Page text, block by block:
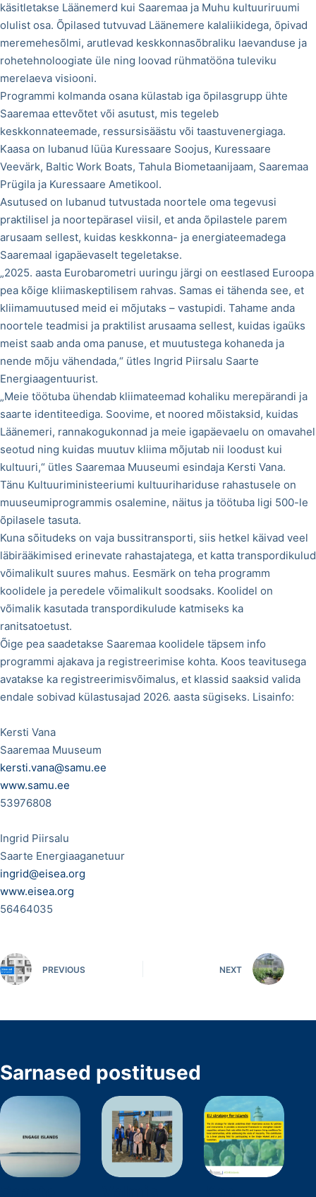
käsitletakse Läänemerd kui Saaremaa ja Muhu kultuuriruumi
olulist osa. Õpilased tutvuvad Läänemere kalaliikidega, õpivad
meremehesõlmi, arutlevad keskkonnasõbraliku laevanduse ja
rohetehnoloogiate üle ning loovad rühmatööna tuleviku
merelaeva visiooni.
Programmi kolmanda osana külastab iga õpilasgrupp ühte
Saaremaa ettevõtet või asutust, mis tegeleb
keskkonnateemade, ressursisäästu või taastuvenergiaga.
Kaasa on lubanud lüüa Kuressaare Soojus, Kuressaare
Veevärk, Baltic Work Boats, Tahula Biometaanijaam, Saaremaa
Prügila ja Kuressaare Ametikool.
Asutused on lubanud tutvustada noortele oma tegevusi
praktilisel ja noortepärasel viisil, et anda õpilastele parem
arusaam sellest, kuidas keskkonna- ja energiateemadega
Saaremaal igapäevaselt tegeletakse.
„2025. aasta Eurobarometri uuringu järgi on eestlased Euroopa
pea kõige kliimaskeptilisem rahvas. Samas ei tähenda see, et
kliimamuutused meid ei mõjutaks – vastupidi. Tahame anda
noortele teadmisi ja praktilist arusaama sellest, kuidas igaüks
meist saab anda oma panuse, et muutustega kohaneda ja
nende mõju vähendada,“ ütles Ingrid Piirsalu Saarte
Energiaagentuurist.
„Meie töötuba ühendab kliimateemad kohaliku merepärandi ja
saarte identiteediga. Soovime, et noored mõistaksid, kuidas
Läänemeri, rannakogukonnad ja meie igapäevaelu on omavahel
seotud ning kuidas muutuv kliima mõjutab nii loodust kui
kultuuri,“ ütles Saaremaa Muuseumi esindaja Kersti Vana.
Tänu Kultuuriministeeriumi kultuurihariduse rahastusele on
muuseumiprogrammis osalemine, näitus ja töötuba ligi 500-le
õpilasele tasuta.
Kuna sõitudeks on vaja bussitransporti, siis hetkel käivad veel
läbirääkimised erinevate rahastajatega, et katta transpordikulud
võimalikult suures mahus. Eesmärk on teha programm
koolidele ja peredele võimalikult soodsaks. Koolidel on
võimalik kasutada transpordikulude katmiseks ka
ranitsatoetust.
Õige pea saadetakse Saaremaa koolidele täpsem info
programmi ajakava ja registreerimise kohta. Koos teavitusega
avatakse ka registreerimisvõimalus, et klassid saaksid valida
endale sobivad külastusajad 2026. aasta sügiseks. Lisainfo:
Kersti Vana
Saaremaa Muuseum
kersti.vana@samu.ee
www.samu.ee
53976808
Ingrid Piirsalu
Saarte Energiaaganetuur
ingrid@eisea.org
www.eisea.org
56464035
PREVIOUS NEXT
Sarnased postitused